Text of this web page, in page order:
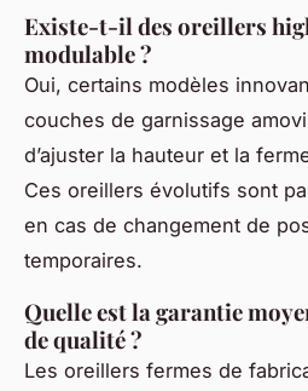
Existe-t-il des oreillers
modulable ?
Oui, certains modèles
couches de garnissage
d’ajuster la hauteur et la
Ces oreillers évolutifs sont
en cas de changement de
temporaires.
Quelle est la garantie
de qualité ?
Les oreillers fermes de